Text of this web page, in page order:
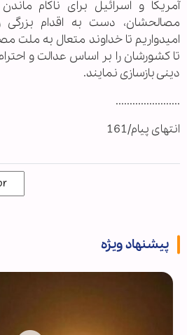
آمریکا و اسرائیل برای ناکام
مصالحشان، دست به اقدام بزرگی
امیدواریم تا خداوند متعال به ملت
تا کشورشان را بر اساس عدالت و
دینی بازسازی نمایند.
.......................
انتهای پیام/161
پیشنهاد ویژه